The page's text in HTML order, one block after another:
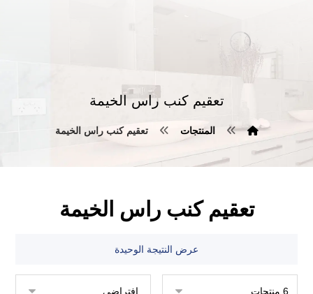
تعقيم كنب راس الخيمة
المنتجات تعقيم كنب راس الخيمة
تعقيم كنب راس الخيمة
عرض النتيجة الوحيدة